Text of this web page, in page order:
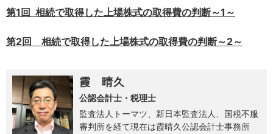
第1回 相続で取得した上場株式の取得費の判断～1～
第2回 相続で取得した上場株式の取得費の判断～2～
霞 晴久
公認会計士・税理士
監査法人トーマツ、新日本監査法人、国税不服
審判所を経て現在は霞晴久公認会計士事務所